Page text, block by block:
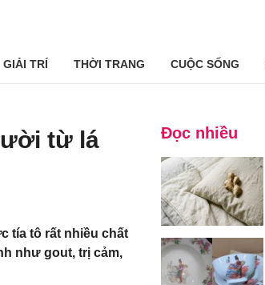
GIẢI TRÍ THỜI TRANG CUỘC SỐNG
từ lá
tía tô rất nhiều chất
như gout, trị cảm,
Đọc nhiều